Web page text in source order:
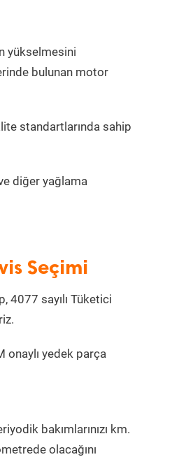
yükselmesini
bulunan motor
standartlarında sahip
diğer yağlama
Seçimi
4077 sayılı Tüketici
onaylı yedek parça
bakımlarınızı km.
olacağını